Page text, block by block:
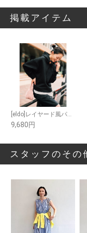
掲載アイテム
[eldo]レイヤード風パーカ
9,680円
スタッフのその